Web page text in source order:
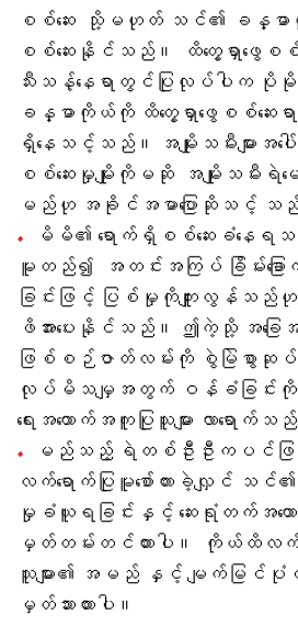
စစ်ဆေး သို့မဟုတ် သင်၏ ခန္ဓာ
စစ်ဆေးနိုင်သည်။ ထိတွေ့ရှာဖွေစစ်
သီးသန့်နေရာတွင်ပြုလုပ်ပါက
ခန္ဓာကိုယ်ကို ထိတွေ့ရှာဖွေစစ်ဆေးရာ
ရှိနေသင့်သည်။ အမျိုးသမီးများအ
စစ်ဆေးမှုမျိုးကိုမဆို အမျိုးသမီး
မည်ဟု အခိုင်အမာပြောဆိုသင့် သ
မိမိ၏ ရောက်ရှိစစ်ဆေးခံနေရသ
မူတည်၍ အတင်းအကြပ် ခြိမ်းခြေ
ခြင်းဖြင့် ပြစ်မှုကိုကျူးလွန်သ
ဖိအားပေးနိုင်သည်။ ဤကဲ့သို့ အခြ
ဖြစ်စဉ်ဇာတ်လမ်းကို စွဲမြဲစွာဆု
လုပ်မိသမျှအတွက် ဝန်ခံခြင်းကို ရှ
ရေးအထောက်အကူပြုသူများ လာရောက်
မည်သည့် ရဲတစ်ဦးဦးကပင်
လက်ရောက်ပြုမူစော်ကားခဲ့လျှင် သင်၏
မှုခံယူရခြင်းနှင့် ဆေးရုံတက်အထောက်
မှတ်တမ်းတင်ထားပါ။ ကိုယ်ထိလ
သူများ၏ အမည် နှင့် မျက်မြင်ပုံပ
မှတ်သားထားပါ။